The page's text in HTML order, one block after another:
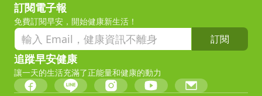
訂閱電子報
免費訂閱早安，開始健康新生活！
訂閱
追蹤早安健康
讓一天的生活充滿了正能量和健康的動力